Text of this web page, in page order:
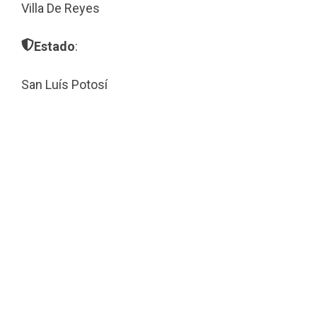
Villa De Reyes
Estado:
San Luís Potosí